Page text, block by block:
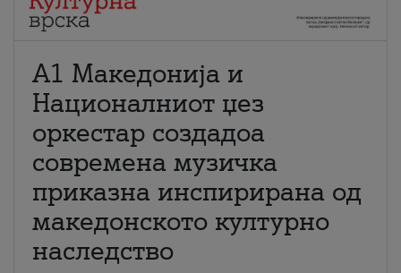
А1 Македонија и
Националниот џез
оркестар создадоа
современа музичка
приказна инспирирана од
македонското културно
наследство